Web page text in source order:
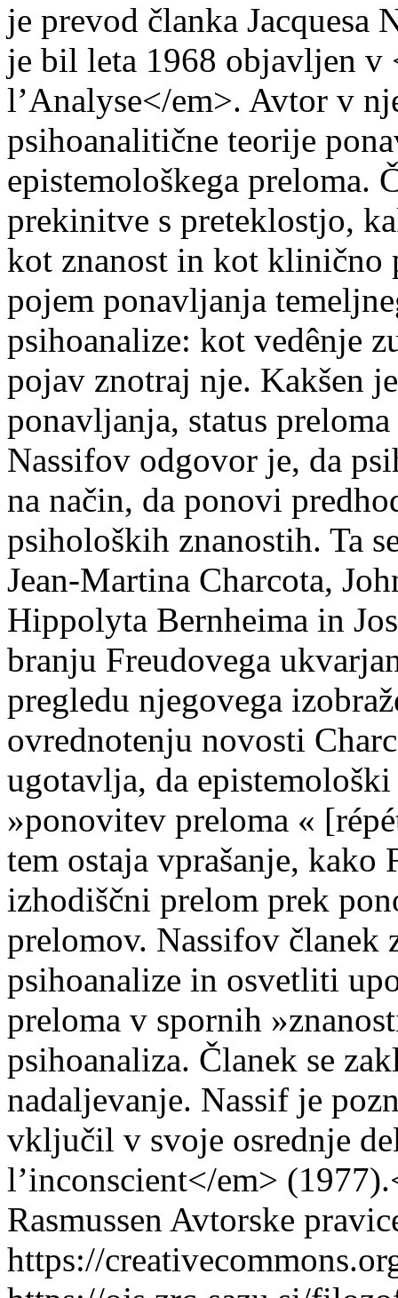
je prevod članka Jacquesa
je bil leta 1968 objavljen v
l’Analyse</em>. Avtor v
psihoanalitične teorije
epistemološkega preloma.
prekinitve s preteklostjo,
kot znanost in kot klinično
pojem ponavljanja
psihoanalize: kot vedênje
pojav znotraj nje. Kakšen
ponavljanja, status
Nassifov odgovor je, da
na način, da ponovi
psiholoških znanostih. Ta
Jean-Martina Charcota,
Hippolyta Bernheima in
branju Freudovega
pregledu njegovega
ovrednotenju novosti
ugotavlja, da
»ponovitev preloma «
tem ostaja vprašanje, kako
izhodiščni prelom prek
prelomov. Nassifov članek
psihoanalize in osvetliti
preloma v spornih
psihoanaliza. Članek se
nadaljevanje. Nassif je
vključil v svoje osrednje
l’inconscient</em>
Rasmussen Avtorske
https://